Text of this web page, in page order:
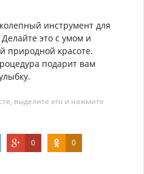
инструмент для
это с умом и
природной красоте.
подарит вам
выделите его и нажмите
0 0